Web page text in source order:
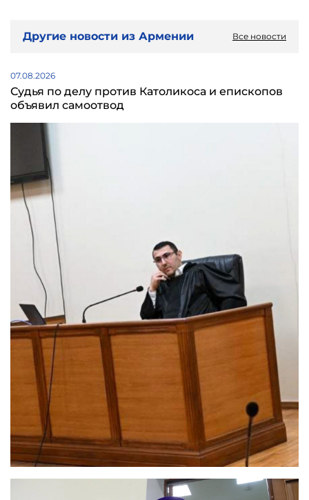
Другие новости из Армении Все новости
07.08.2026
Судья по делу против Католикоса и епископов
объявил самоотвод